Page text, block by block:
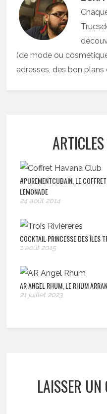
(de mode ou
adresses, des bon plans
#PUREMENTCUBAIN, LE
LEMONADE
24 août 2014
COCKTAIL PRINCESSE DES ÎLES
1 août 2015
AR ANGEL RHUM, LE RHUM
21 juillet 2023
LAISSER